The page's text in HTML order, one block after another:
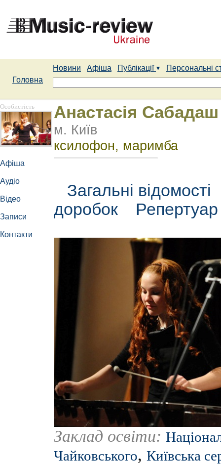
Новини Афіша Публікації
Персональні
Головна
Особистість
Афіша
Аудіо
Відео
Записи
Контакти
Анастасія Сабадаш
м. Київ
ксилофон, маримба
Загальні відомості
доробок
Заклад освіти:
Чайковського, Київська